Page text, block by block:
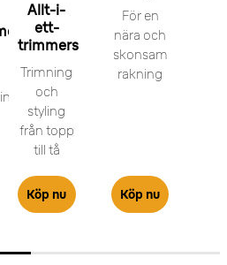
Allt-i-
ett-
trimmers
Trimning
och
styling
från topp
till tå
Köp nu
För en
nära och
skonsam
rakning
Köp nu